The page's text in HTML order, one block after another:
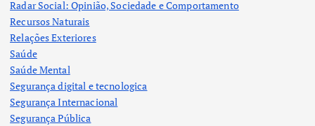
Radar Social: Opinião, Sociedade e Comportamento
Recursos Naturais
Relações Exteriores
Saúde
Saúde Mental
Segurança digital e tecnologica
Segurança Internacional
Segurança Pública